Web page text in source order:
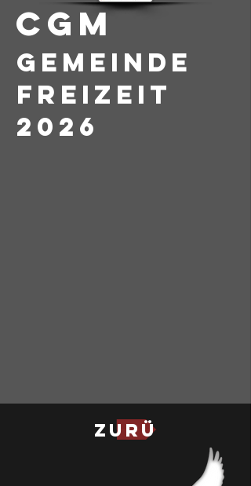
CGM
Gemeinde
freizeit
2026
Zurück zur